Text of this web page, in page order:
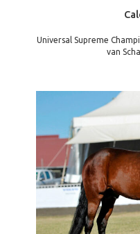
Universal Supreme
van